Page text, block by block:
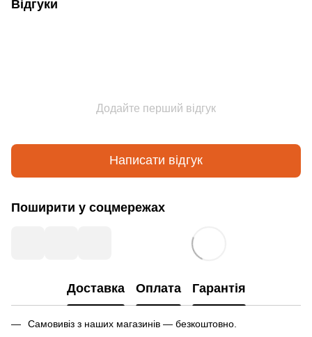
Відгуки
Додайте перший відгук
Написати відгук
Поширити у соцмережах
Доставка Оплата Гарантія
Самовивіз з наших магазинів — безкоштовно.